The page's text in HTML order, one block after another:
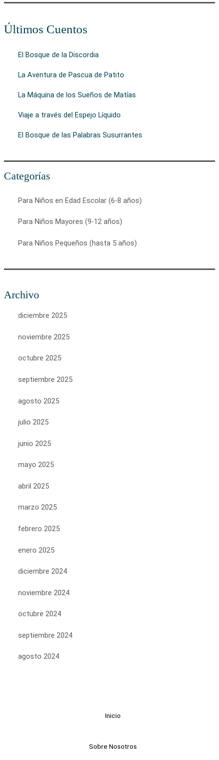
Últimos Cuentos
El Bosque de la Discordia
La Aventura de Pascua de Patito
La Máquina de los Sueños de Matías
Viaje a través del Espejo Líquido
El Bosque de las Palabras Susurrantes
Categorías
Para Niños en Edad Escolar (6-8 años)
Para Niños Mayores (9-12 años)
Para Niños Pequeños (hasta 5 años)
Archivo
diciembre 2025
noviembre 2025
octubre 2025
septiembre 2025
agosto 2025
julio 2025
junio 2025
mayo 2025
abril 2025
marzo 2025
febrero 2025
enero 2025
diciembre 2024
noviembre 2024
octubre 2024
septiembre 2024
agosto 2024
Inicio
Sobre Nosotros